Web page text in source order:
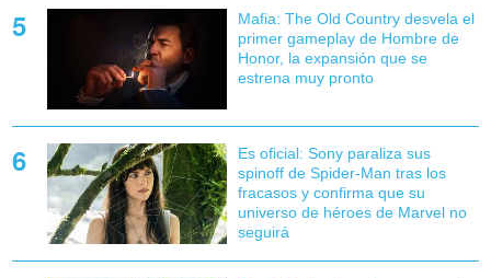
Mafia: The Old Country desvela el
primer gameplay de Hombre de
Honor, la expansión que se
estrena muy pronto
Es oficial: Sony paraliza sus
spinoff de Spider-Man tras los
fracasos y confirma que su
universo de héroes de Marvel no
seguirá